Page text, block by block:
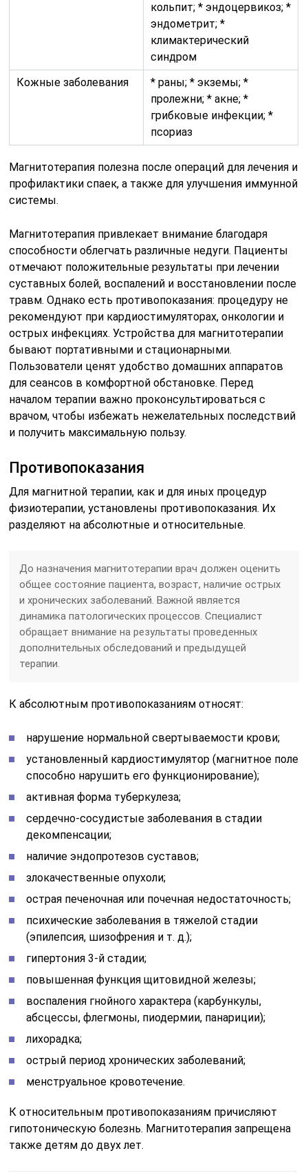
кольпит; * эндоцервикоз; *
эндометрит; *
климактерический
синдром
Кожные заболевания
* раны; * экземы; *
пролежни; * акне; *
грибковые инфекции; *
псориаз
Магнитотерапия полезна после операций для лечения и
профилактики спаек, а также для улучшения иммунной
системы.
Магнитотерапия привлекает внимание благодаря
способности облегчать различные недуги. Пациенты
отмечают положительные результаты при лечении
суставных болей, воспалений и восстановлении после
травм. Однако есть противопоказания: процедуру не
рекомендуют при кардиостимуляторах, онкологии и
острых инфекциях. Устройства для магнитотерапии
бывают портативными и стационарными.
Пользователи ценят удобство домашних аппаратов
для сеансов в комфортной обстановке. Перед
началом терапии важно проконсультироваться с
врачом, чтобы избежать нежелательных последствий
и получить максимальную пользу.
Противопоказания
Для магнитной терапии, как и для иных процедур
физиотерапии, установлены противопоказания. Их
разделяют на абсолютные и относительные.
До назначения магнитотерапии врач должен оценить
общее состояние пациента, возраст, наличие острых
и хронических заболеваний. Важной является
динамика патологических процессов. Специалист
обращает внимание на результаты проведенных
дополнительных обследований и предыдущей
терапии.
К абсолютным противопоказаниям относят:
нарушение нормальной свертываемости крови;
установленный кардиостимулятор (магнитное поле
способно нарушить его функционирование);
активная форма туберкулеза;
сердечно-сосудистые заболевания в стадии
декомпенсации;
наличие эндопротезов суставов;
злокачественные опухоли;
острая печеночная или почечная недостаточность;
психические заболевания в тяжелой стадии
(эпилепсия, шизофрения и т. д.);
гипертония 3-й стадии;
повышенная функция щитовидной железы;
воспаления гнойного характера (карбункулы,
абсцессы, флегмоны, пиодермии, панариции);
лихорадка;
острый период хронических заболеваний;
менструальное кровотечение.
К относительным противопоказаниям причисляют
гипотоническую болезнь. Магнитотерапия запрещена
также детям до двух лет.